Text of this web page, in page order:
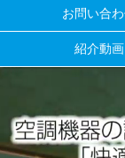
お問い合
紹介動画